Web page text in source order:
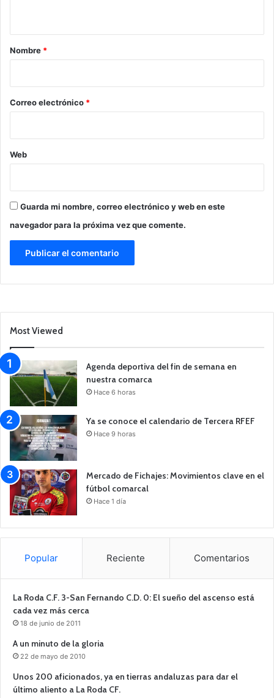
r
*
Nombre *
Correo electrónico *
Web
Guarda mi nombre, correo electrónico y web en este
navegador para la próxima vez que comente.
Most Viewed
Agenda deportiva del fin de semana en
nuestra comarca
Hace 6 horas
Ya se conoce el calendario de Tercera RFEF
Hace 9 horas
Mercado de Fichajes: Movimientos clave en el
fútbol comarcal
Hace 1 día
Popular Reciente Comentarios
La Roda C.F. 3-San Fernando C.D. 0: El sueño del ascenso está
cada vez más cerca
18 de junio de 2011
A un minuto de la gloria
22 de mayo de 2010
Unos 200 aficionados, ya en tierras andaluzas para dar el
último aliento a La Roda CF.